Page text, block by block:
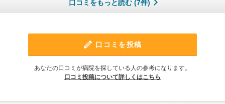
口コミをもっと読む (7件)
口コミを投稿
あなたの口コミが病院を探している人の参考になります。
口コミ投稿について詳しくはこちら